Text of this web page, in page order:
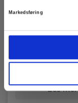
Markedsføring
EL.NR 8024034
380,00 NOK
Les mer